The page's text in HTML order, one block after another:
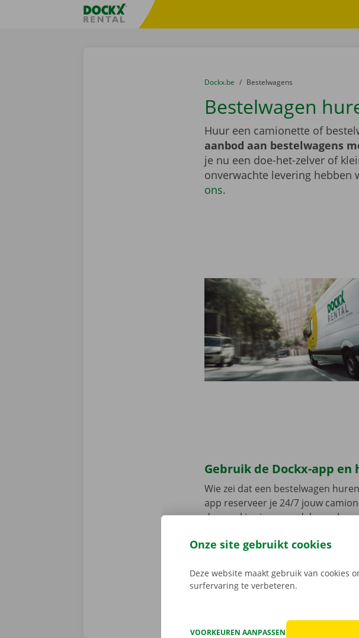
Taalselectie overslaanFratello DEMO
U bevindt zich hier:
van
Dockx.be naar
Bestelwagens
Bestelwagen
Huur een camionette of
aanbod aan bestelwagens
je nu een doe-het-zelver of
onverwachte levering hebben
ons.
Gebruik de Dockx-app
Wie zei dat een bestelwagen
app reserveer je 24/7 jouw
de app, kies jouw model en
aanbod.
Onze site gebruikt cookies
Deze website maakt gebruik van cookies
surfervaring te verbeteren.
VOORKEUREN AANPASSEN